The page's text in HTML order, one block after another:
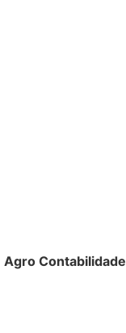
Agro Contabilidade